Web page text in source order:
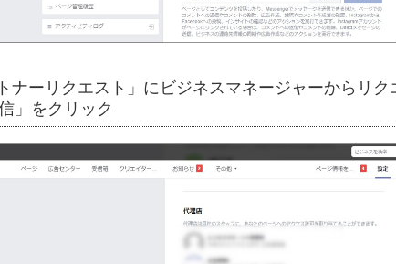
ナーリクエスト」にビジネスマネージャーからリク
」をクリック